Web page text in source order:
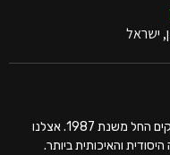
ברגר הדברות, שומרים על בתים נקיים ממזיקים החל משנת 1987. אצלנו
והאיכותית ביותר.